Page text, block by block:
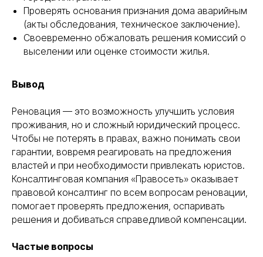
Проверять основания признания дома аварийным
(акты обследования, техническое заключение).
Своевременно обжаловать решения комиссий о
выселении или оценке стоимости жилья.
Вывод
Реновация — это возможность улучшить условия
проживания, но и сложный юридический процесс.
Чтобы не потерять в правах, важно понимать свои
гарантии, вовремя реагировать на предложения
властей и при необходимости привлекать юристов.
Консалтинговая компания «Правосеть» оказывает
правовой консалтинг по всем вопросам реновации,
помогает проверять предложения, оспаривать
решения и добиваться справедливой компенсации.
Частые вопросы
info@pravoset.ru
конфедициальности» и с условиями
«Политики обработки персональных данных»
получить консультацию
этапы
работ
отзывы
Юридические услуги в Москве